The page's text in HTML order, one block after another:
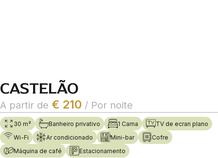
30 m² Banheiro privativo 1 Cama
TV de ecran plano
Wi-Fi
Ar condicionado Mini-bar
Cofre
Máquina de café
Estacionamento
CASTELÃO
A partir de € 210 / Por noite